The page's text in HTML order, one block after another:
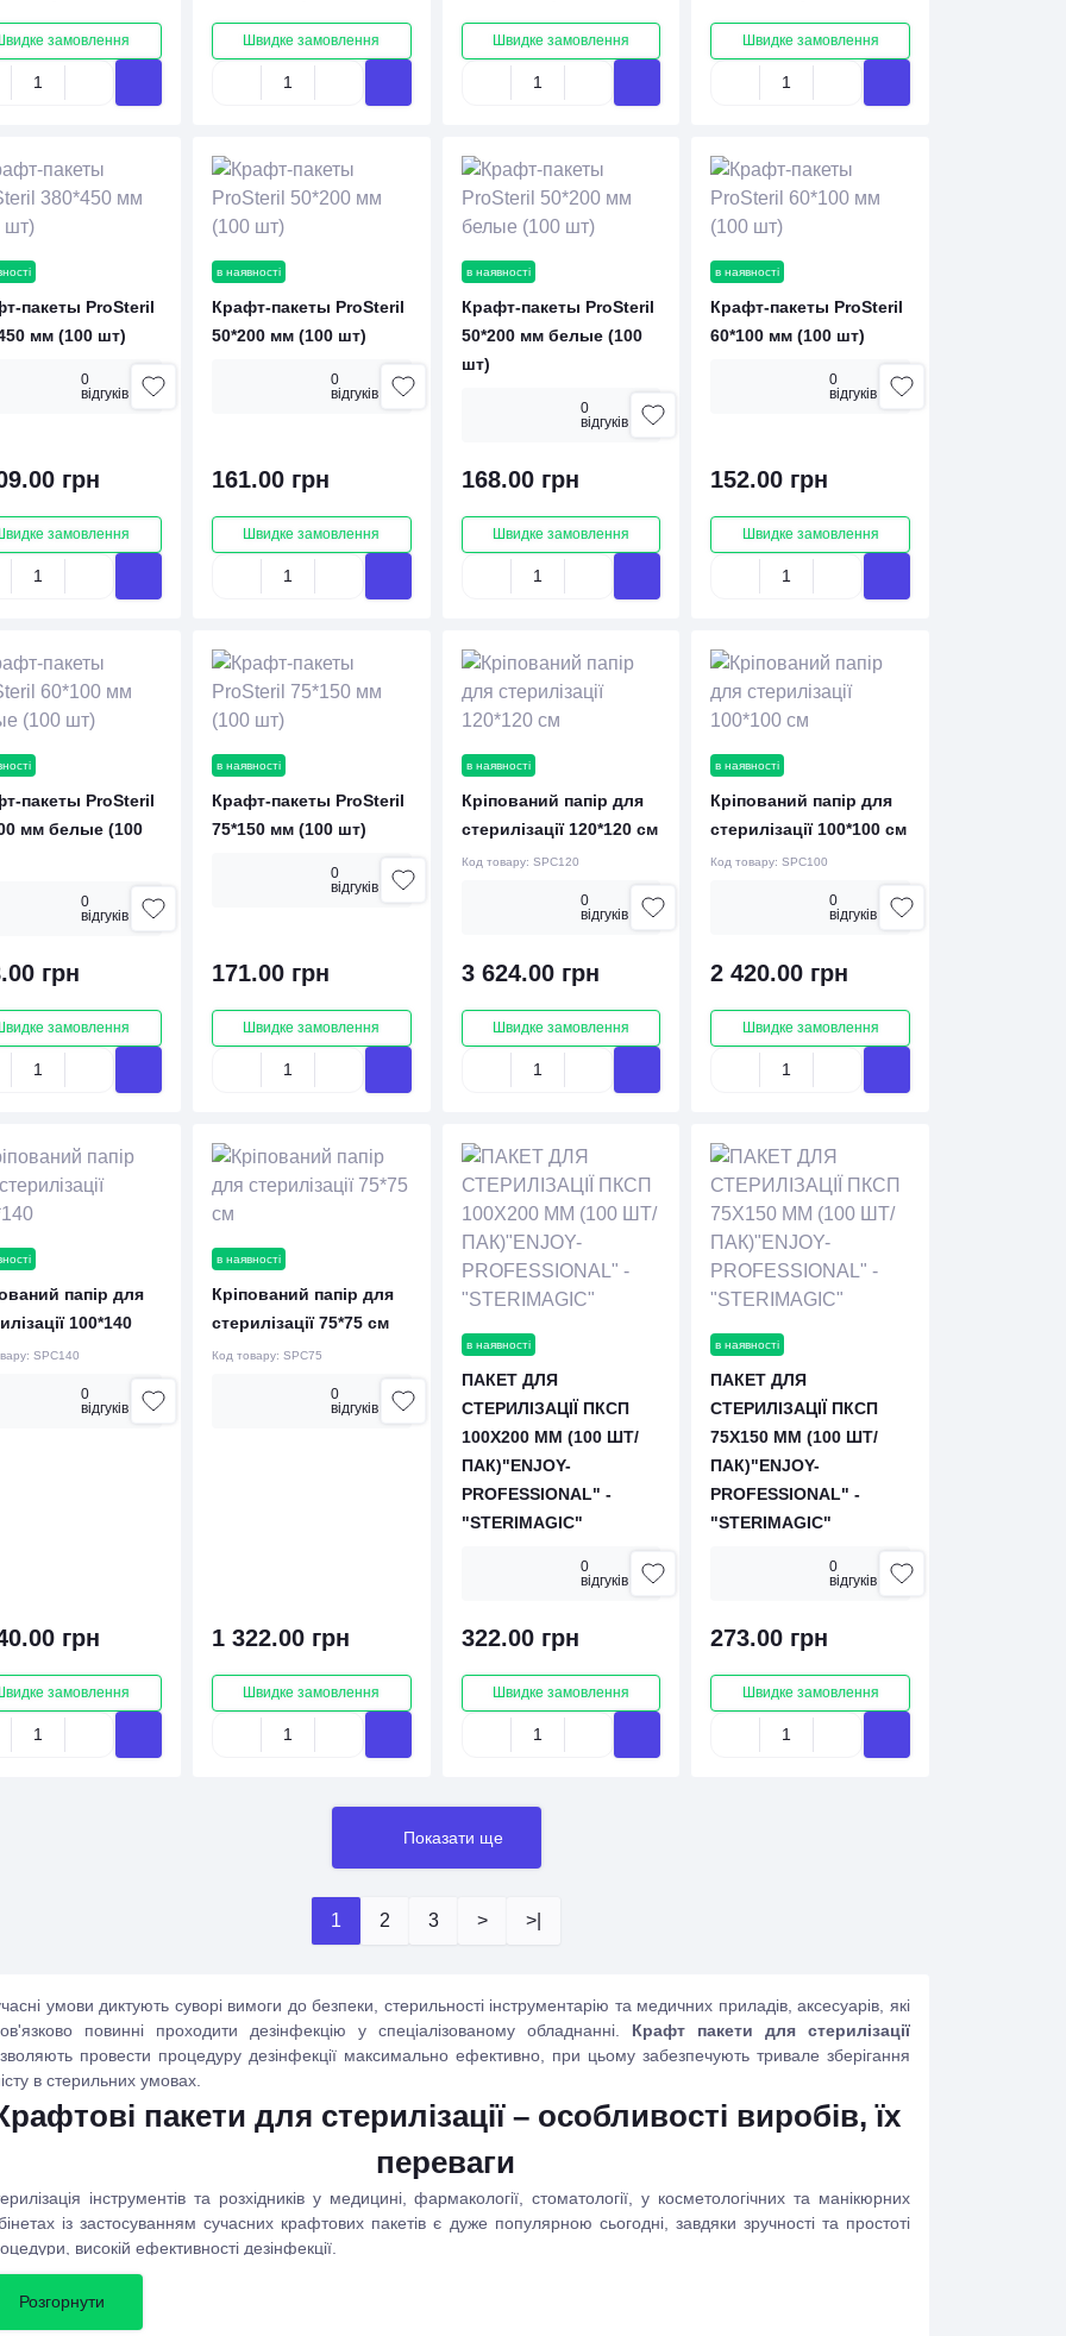
замовлення Швидке замовлення Швидке замовлення Швидке замовлення
пакеты ProSteril
мм (100 шт)
0
вiдгукiв
грн
замовлення
в наявності
Крафт-пакеты ProSteril
50*200 мм (100 шт)
0
вiдгукiв
161.00 грн
Швидке замовлення
в наявності
Крафт-пакеты ProSteril
50*200 мм белые (100
шт)
0
вiдгукiв
168.00 грн
Швидке замовлення
в наявності
Крафт-пакеты ProSteril
60*100 мм (100 шт)
0
вiдгукiв
152.00 грн
Швидке замовлення
пакеты ProSteril
мм белые (100
0
вiдгукiв
грн
замовлення
в наявності
Крафт-пакеты ProSteril
75*150 мм (100 шт)
0
вiдгукiв
171.00 грн
Швидке замовлення
в наявності
Кріпований папір для
стерилізації 120*120 см
Код товару: SPC120
0
вiдгукiв
3 624.00 грн
Швидке замовлення
в наявності
Кріпований папір для
стерилізації 100*100 см
Код товару:SPC100
0
вiдгукiв
2 420.00 грн
Швидке замовлення
папір для
100*140
SPC140
0
вiдгукiв
грн
замовлення
в наявності
Кріпований папір для
стерилізації 75*75 см
Код товару: SPC75
0
вiдгукiв
1 322.00 грн
Швидке замовлення
в наявності
ПАКЕТ ДЛЯ
СТЕРИЛІЗАЦІЇ ПКСП
100Х200 ММ (100 ШТ/
ПАК)"ENJOY-
PROFESSIONAL" -
"STERIMAGIС"
0
вiдгукiв
322.00 грн
Швидке замовлення
в наявності
ПАКЕТ ДЛЯ
СТЕРИЛІЗАЦІЇ ПКСП
75Х150 ММ (100 ШТ/
ПАК)"ENJOY-
PROFESSIONAL" -
"STERIMAGIС"
0
вiдгукiв
273.00 грн
Швидке замовлення
Показати ще
1 2 3 > >|
умови диктують суворі вимоги до безпеки, стерильності інструментарію та медичних приладів, аксесуарів, які
повинні проходити дезінфекцію у спеціалізованому обладнанні. Крафт
пакети для стерилізації
провести процедуру дезінфекції максимально ефективно, при цьому забезпечують тривале зберігання
в стерильних умовах.
пакети для стерилізації – особливості виробів, їх
переваги
інструментів та розхідників у медицині, фармакології, стоматології, у косметологічних та манікюрних
із застосуванням сучасних крафтових пакетів є дуже популярною сьогодні, завдяки зручності та простоті
високій ефективності дезінфекції.
Розгорнути